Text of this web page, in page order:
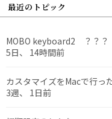
最近のトピック
MOBO keyboard2 ？？？
5日、 14時間前
カスタマイズをMacで行っ
3週、 1日前